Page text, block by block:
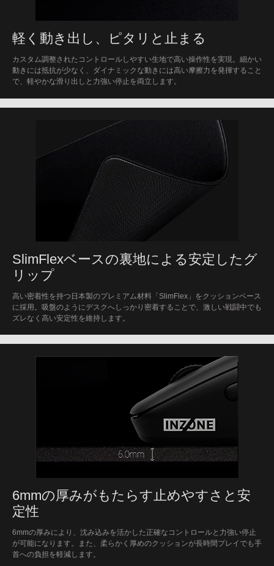
軽く動き出し、ピタリと止まる
カスタム調整されたコントロールしやすい生地で高い操作性を実現。細かい
動きには抵抗が少なく、ダイナミックな動きには高い摩擦力を発揮すること
で、軽やかな滑り出しと力強い停止を両立します。
SlimFlexベースの裏地による安定したグ
リップ
高い密着性を持つ日本製のプレミアム材料「SlimFlex」をクッションベース
に採用。吸盤のようにデスクへしっかり密着することで、激しい戦闘中でも
ズレなく高い安定性を維持します。
6mmの厚みがもたらす止めやすさと安
定性
6mmの厚みにより、沈み込みを活かした正確なコントロールと力強い停止
が可能になります。また、柔らかく厚めのクッションが長時間プレイでも手
首への負担を軽減します。